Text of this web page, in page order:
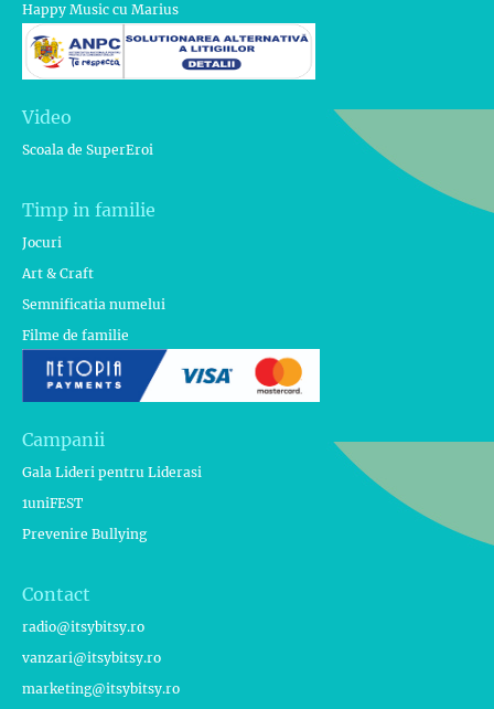
Happy Music cu Marius
Video
Scoala de SuperEroi
Timp in familie
Jocuri
Art & Craft
Semnificatia numelui
Filme de familie
Campanii
Gala Lideri pentru Liderasi
1uniFEST
Prevenire Bullying
Contact
radio@itsybitsy.ro
vanzari@itsybitsy.ro
marketing@itsybitsy.ro